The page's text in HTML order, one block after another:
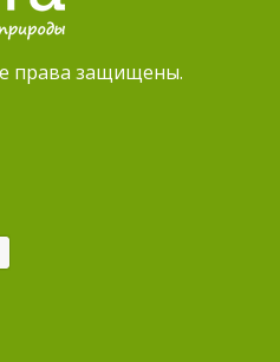
права защищены.